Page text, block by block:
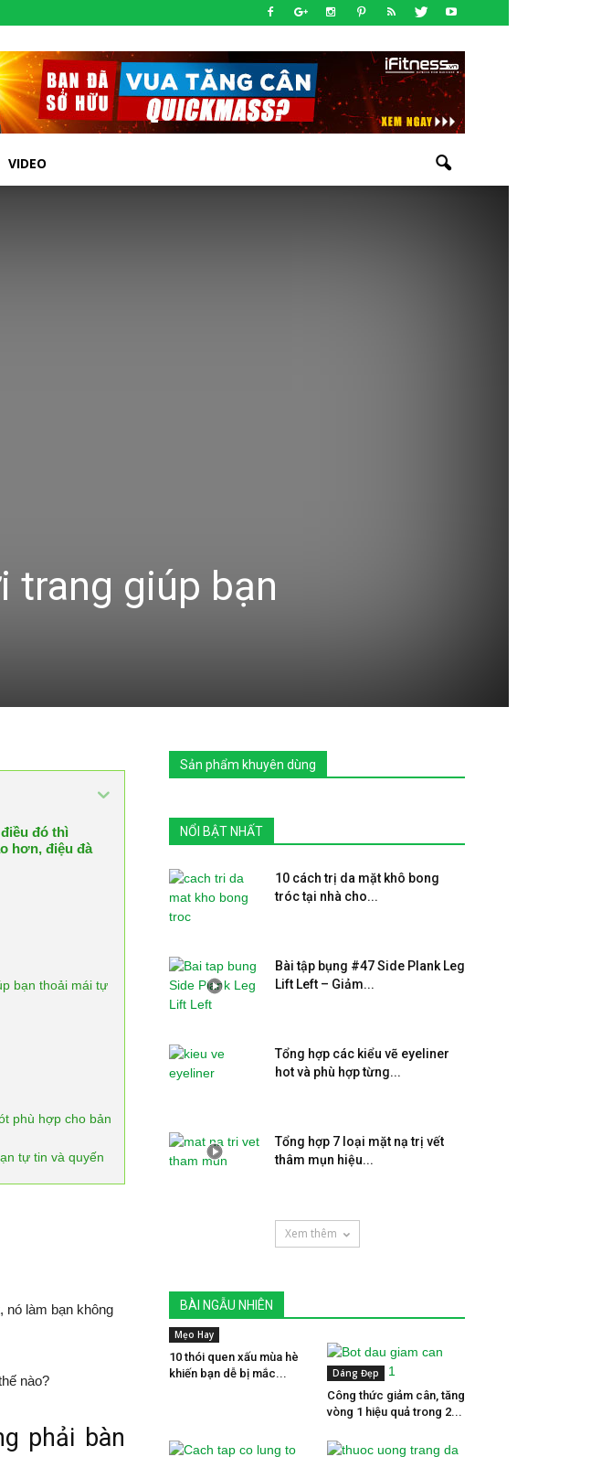
VIDEO
trang giúp bạn
đó thì
hơn, điệu đà
bạn thoải mái tự
phù hợp cho bản
tự tin và quyến
nó làm bạn không
nào?
phải bàn
Sản phẩm khuyên dùng
NỔI BẬT NHẤT
10 cách trị da mặt khô bong
tróc tại nhà cho...
Bài tập bụng #47 Side Plank Leg
Lift Left – Giảm...
Tổng hợp các kiểu vẽ eyeliner
hot và phù hợp từng...
Tổng hợp 7 loại mặt nạ trị vết
thâm mụn hiệu...
Xem thêm
BÀI NGẪU NHIÊN
Mẹo Hay
10 thói quen xấu mùa hè
khiến bạn dễ bị mắc...
Dáng Đẹp
Công thức giảm cân, tăng
vòng 1 hiệu quả trong 2...